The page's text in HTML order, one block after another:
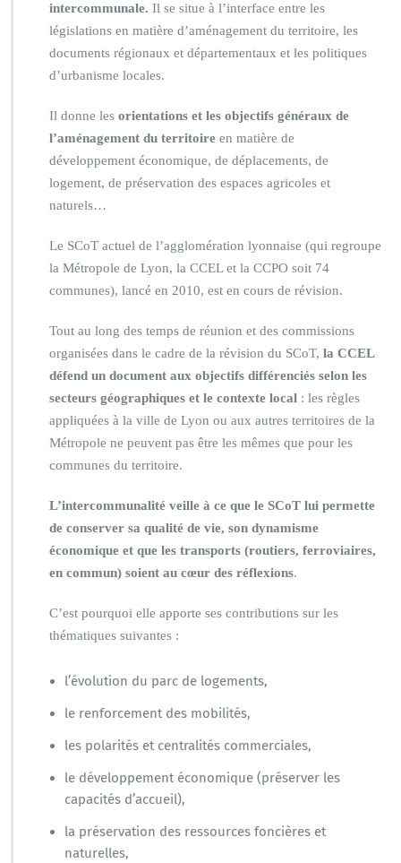
intercommunale. Il se situe à l’interface entre les
législations en matière d’aménagement du territoire, les
documents régionaux et départementaux et les politiques
d’urbanisme locales.
Il donne les orientations et les objectifs généraux de
l’aménagement du territoire en matière de
développement économique, de déplacements, de
logement, de préservation des espaces agricoles et
naturels…
Le SCoT actuel de l’agglomération lyonnaise (qui regroupe
la Métropole de Lyon, la CCEL et la CCPO soit 74
communes), lancé en 2010, est en cours de révision.
Tout au long des temps de réunion et des commissions
organisées dans le cadre de la révision du SCoT, la CCEL
défend un document aux objectifs différenciés selon les
secteurs géographiques et le contexte local : les règles
appliquées à la ville de Lyon ou aux autres territoires de la
Métropole ne peuvent pas être les mêmes que pour les
communes du territoire.
L’intercommunalité veille à ce que le SCoT lui permette
de conserver sa qualité de vie, son dynamisme
économique et que les transports (routiers, ferroviaires,
en commun) soient au cœur des réflexions.
C’est pourquoi elle apporte ses contributions sur les
thématiques suivantes :
l’évolution du parc de logements,
le renforcement des mobilités,
les polarités et centralités commerciales,
le développement économique (préserver les
capacités d’accueil),
la préservation des ressources foncières et
naturelles,